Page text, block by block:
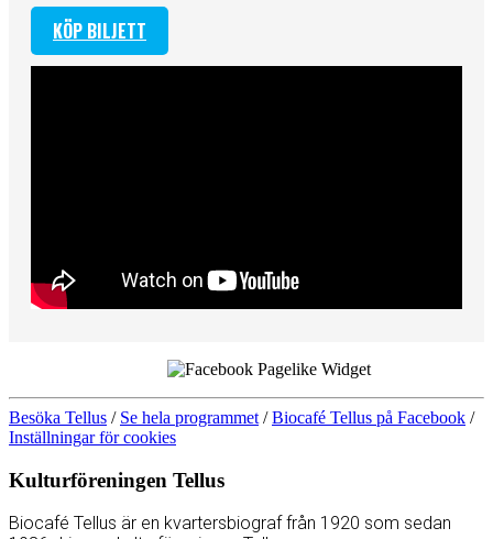
KÖP BILJETT
Besöka Tellus / Se hela programmet /Biocafé Tellus på Facebook /
Inställningar för cookies
Kulturföreningen Tellus
Biocafé Tellus är en kvartersbiograf från 1920 som sedan